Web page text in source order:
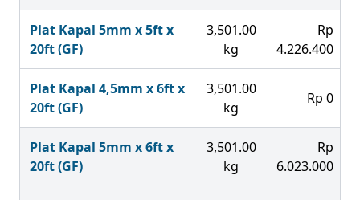
Plat Kapal 5mm x 5ft x
20ft (GF)
3,501.00
kg
Rp
4.226.400
Plat Kapal 4,5mm x 6ft x
20ft (GF)
3,501.00
kg
Rp 0
Plat Kapal 5mm x 6ft x
20ft (GF)
3,501.00
kg
Rp
6.023.000